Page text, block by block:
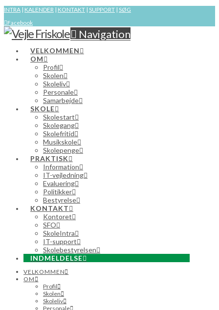
INTRA | KALENDER | KONTAKT | SUPPORT | SØG
Facebook
Navigation
VELKOMMEN
OM
Profil
Skolen
Skoleliv
Personale
Samarbejde
SKOLE
Skolestart
Skolegang
Skolefritid
Musikskole
Skolepenge
PRAKTISK
Information
IT-vejledning
Evaluering
Politikker
Bestyrelse
KONTAKT
Kontoret
SFO
SkoleIntra
IT-support
Skolebestyrelsen
INDMELDELSE
VELKOMMEN
OM
Profil
Skolen
Skoleliv
Personale